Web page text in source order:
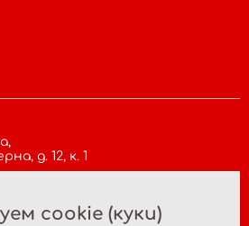
д. 12, к. 1
cookie (куки)